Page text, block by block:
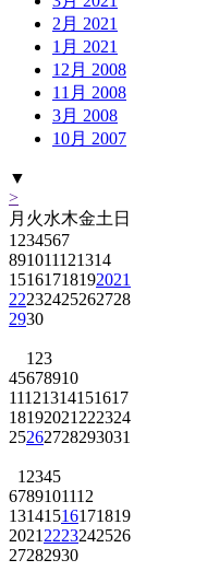
2月 2021
1月 2021
12月 2008
11月 2008
3月 2008
10月 2007
▼
>
月 火水木金土 日
1 234567
891011121314
15161718192021
22232425262728
2930
1 23
45678910
11121314151617
18192021 222324
25262728293031
1 2345
6789101112
13141516171819
2021 2223242526
27282930